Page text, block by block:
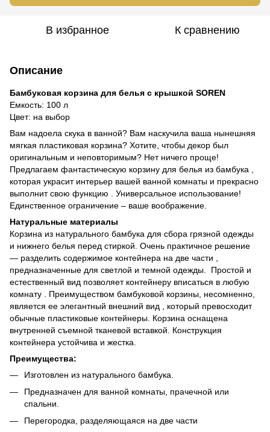
В избранное К сравнению
Описание
Бамбуковая корзина для белья с крышкой SOREN
Емкость: 100 л
Цвет: на выбор
Вам надоела скука в ванной? Вам наскучила ваша нынешняя
мягкая пластиковая корзина? Хотите, чтобы декор был
оригинальным и неповторимым? Нет ничего проще!
Предлагаем фантастическую корзину для белья из бамбука ,
которая украсит интерьер вашей ванной комнаты и прекрасно
выполнит свою функцию . Универсальное использование!
Единственное ограничение – ваше воображение.
Натуральные материалы
Корзина из натурального бамбука для сбора грязной одежды
и нижнего белья перед стиркой. Очень практичное решение
— разделить содержимое контейнера на две части ,
предназначенные для светлой и темной одежды. Простой и
естественный вид позволяет контейнеру вписаться в любую
комнату . Преимуществом бамбуковой корзины, несомненно,
является ее элегантный внешний вид , который превосходит
обычные пластиковые контейнеры. Корзина оснащена
внутренней съемной тканевой вставкой. Конструкция
контейнера устойчива и жестка.
Преимущества:
Изготовлен из натурального бамбука.
Предназначен для ванной комнаты, прачечной или
спальни.
Перегородка, разделяющаяся на две части